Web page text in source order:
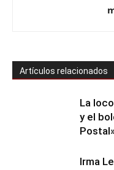
Artículos relacionados
La
y el
Irma